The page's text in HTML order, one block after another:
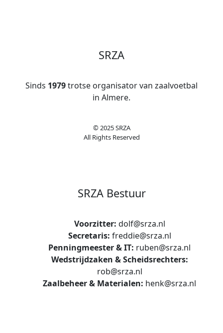
SRZA
Sinds 1979trotse organisator van zaalvoetbal
in Almere.
© 2025 SRZA
All Rights Reserved
SRZA Bestuur
Voorzitter: dolf@srza.nl
Secretaris: freddie@srza.nl
Penningmeester & IT: ruben@srza.nl
Wedstrijdzaken & Scheidsrechters:
rob@srza.nl
Zaalbeheer & Materialen: henk@srza.nl